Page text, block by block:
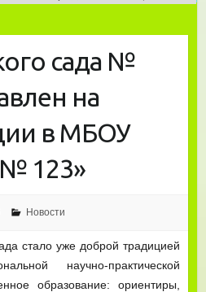
сада №
на
в МБОУ
123»
Новости
стало уже доброй традицией
научно-практической
образование: ориентиры,